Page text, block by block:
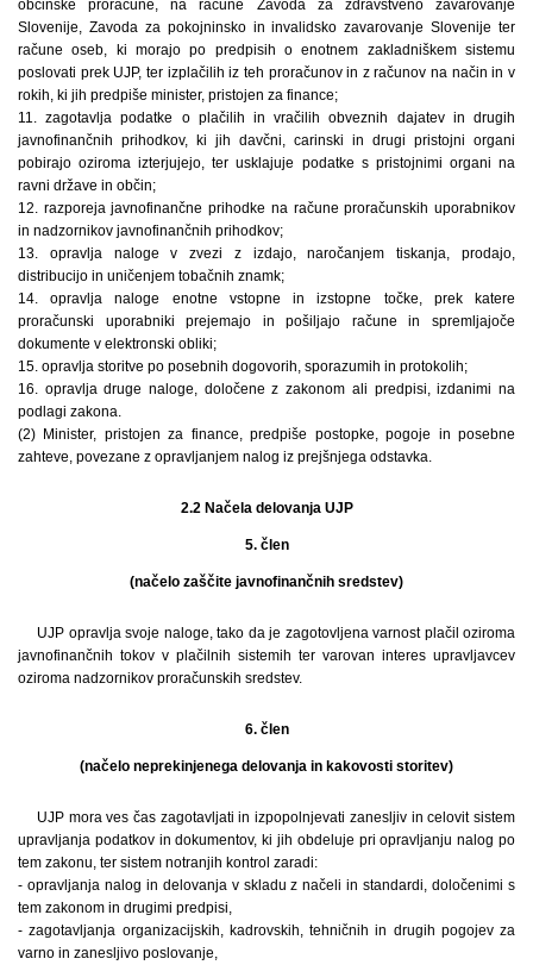
občinske proračune, na račune Zavoda za zdravstveno zavarovanje
Slovenije, Zavoda za pokojninsko in invalidsko zavarovanje Slovenije ter
račune oseb, ki morajo po predpisih o enotnem zakladniškem sistemu
poslovati prek UJP, ter izplačilih iz teh proračunov in z računov na način in v
rokih, ki jih predpiše minister, pristojen za finance;
11. zagotavlja podatke o plačilih in vračilih obveznih dajatev in drugih
javnofinančnih prihodkov, ki jih davčni, carinski in drugi pristojni organi
pobirajo oziroma izterjujejo, ter usklajuje podatke s pristojnimi organi na
ravni države in občin;
12. razporeja javnofinančne prihodke na račune proračunskih uporabnikov
in nadzornikov javnofinančnih prihodkov;
13. opravlja naloge v zvezi z izdajo, naročanjem tiskanja, prodajo,
distribucijo in uničenjem tobačnih znamk;
14. opravlja naloge enotne vstopne in izstopne točke, prek katere
proračunski uporabniki prejemajo in pošiljajo račune in spremljajoče
dokumente v elektronski obliki;
15. opravlja storitve po posebnih dogovorih, sporazumih in protokolih;
16. opravlja druge naloge, določene z zakonom ali predpisi, izdanimi na
podlagi zakona.
(2) Minister, pristojen za finance, predpiše postopke, pogoje in posebne
zahteve, povezane z opravljanjem nalog iz prejšnjega odstavka.
2.2 Načela delovanja UJP
5. člen
(načelo zaščite javnofinančnih sredstev)
UJP opravlja svoje naloge, tako da je zagotovljena varnost plačil oziroma
javnofinančnih tokov v plačilnih sistemih ter varovan interes upravljavcev
oziroma nadzornikov proračunskih sredstev.
6. člen
(načelo neprekinjenega delovanja in kakovosti storitev)
UJP mora ves čas zagotavljati in izpopolnjevati zanesljiv in celovit sistem
upravljanja podatkov in dokumentov, ki jih obdeluje pri opravljanju nalog po
tem zakonu, ter sistem notranjih kontrol zaradi:
- opravljanja nalog in delovanja v skladu z načeli in standardi, določenimi s
tem zakonom in drugimi predpisi,
- zagotavljanja organizacijskih, kadrovskih, tehničnih in drugih pogojev za
varno in zanesljivo poslovanje,